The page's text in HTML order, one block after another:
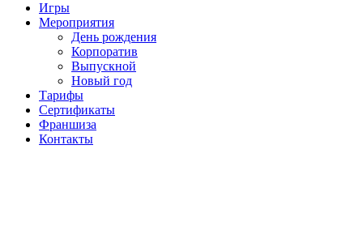
Игры
Мероприятия
День рождения
Корпоратив
Выпускной
Новый год
Тарифы
Сертификаты
Франшиза
Контакты